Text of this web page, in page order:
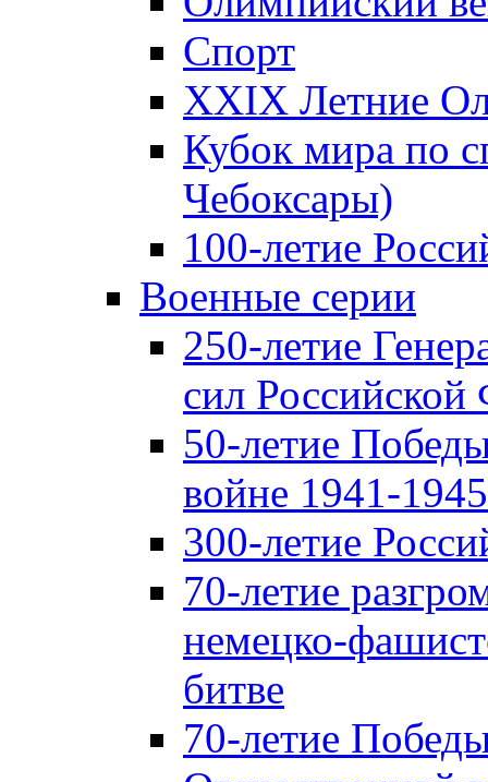
Спорт
XXIX Летние
Кубок мира по
Чебоксары)
100-летие
Военные серии
250-летие
сил Российской
50-летие
войне 1941-1945
300-летие
70-летие
немецко-
битве
70-летие